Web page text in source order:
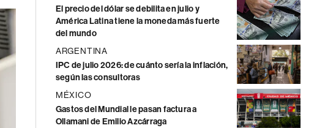
El precio del dólar se debilita en julio y
América Latina tiene la moneda más fuerte
del mundo
ARGENTINA
IPC de julio 2026: de cuánto sería la inflación,
según las consultoras
MÉXICO
Gastos del Mundial le pasan factura a
Ollamani de Emilio Azcárraga